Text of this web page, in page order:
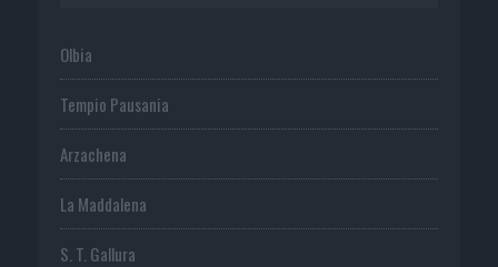
Olbia
Tempio Pausania
Arzachena
La Maddalena
S. T. Gallura